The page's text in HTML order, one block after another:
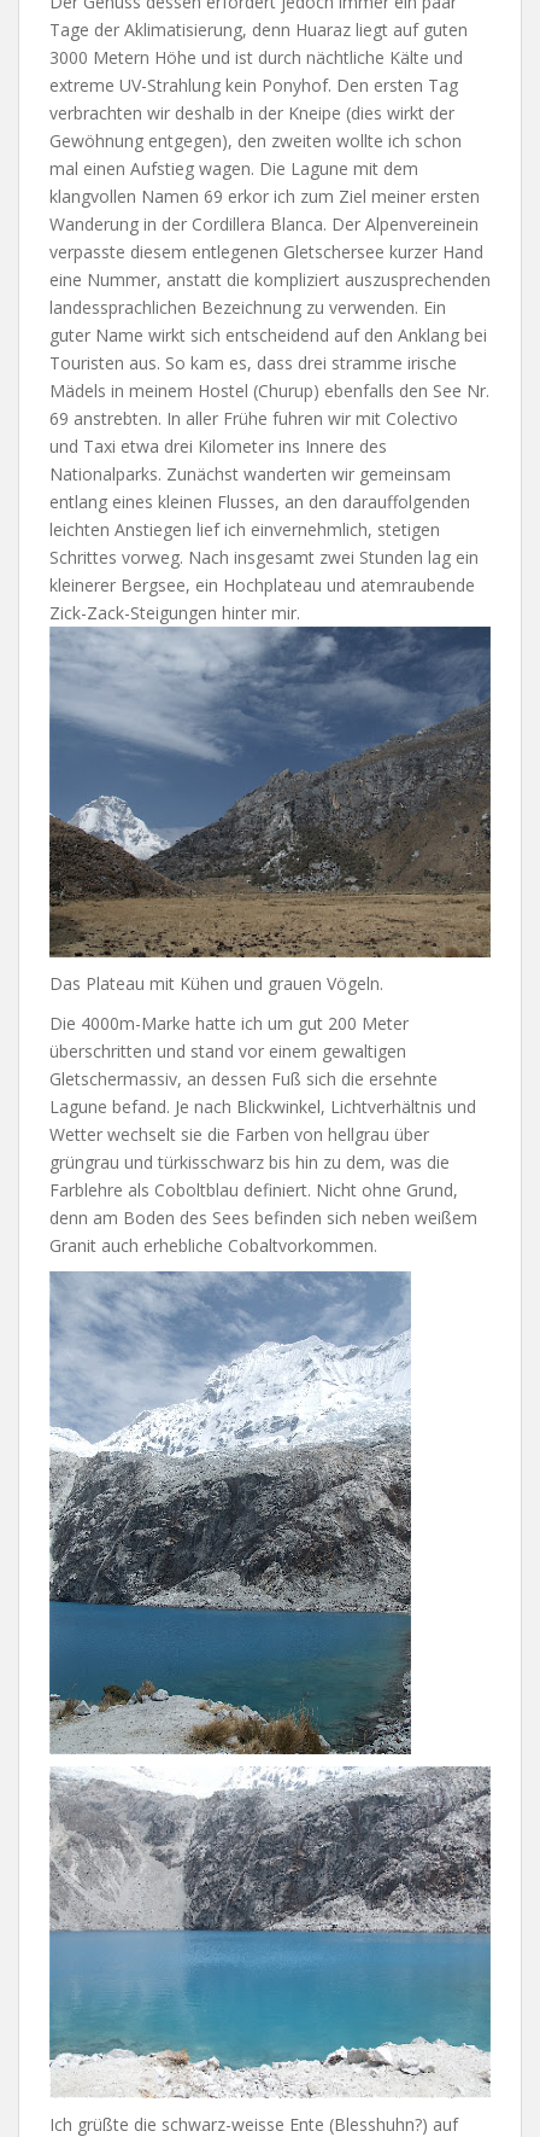
Tage der Aklimatisierung, denn Huaraz liegt auf guten
3000 Metern Höhe und ist durch nächtliche Kälte und
extreme UV-Strahlung kein Ponyhof. Den ersten Tag
verbrachten wir deshalb in der Kneipe (dies wirkt der
Gewöhnung entgegen), den zweiten wollte ich schon
mal einen Aufstieg wagen. Die Lagune mit dem
klangvollen Namen 69 erkor ich zum Ziel meiner ersten
Wanderung in der Cordillera Blanca. Der Alpenvereinein
verpasste diesem entlegenen Gletschersee kurzer Hand
eine Nummer, anstatt die kompliziert auszusprechenden
landessprachlichen Bezeichnung zu verwenden. Ein
guter Name wirkt sich entscheidend auf den Anklang bei
Touristen aus. So kam es, dass drei stramme irische
Mädels in meinem Hostel (Churup) ebenfalls den See Nr.
69 anstrebten. In aller Frühe fuhren wir mit Colectivo
und Taxi etwa drei Kilometer ins Innere des
Nationalparks. Zunächst wanderten wir gemeinsam
entlang eines kleinen Flusses, an den darauffolgenden
leichten Anstiegen lief ich einvernehmlich, stetigen
Schrittes vorweg. Nach insgesamt zwei Stunden lag ein
kleinerer Bergsee, ein Hochplateau und atemraubende
Zick-Zack-Steigungen hinter mir.
Das Plateau mit Kühen und grauen Vögeln.
Die 4000m-Marke hatte ich um gut 200 Meter
überschritten und stand vor einem gewaltigen
Gletschermassiv, an dessen Fuß sich die ersehnte
Lagune befand. Je nach Blickwinkel, Lichtverhältnis und
Wetter wechselt sie die Farben von hellgrau über
grüngrau und türkisschwarz bis hin zu dem, was die
Farblehre als Coboltblau definiert. Nicht ohne Grund,
denn am Boden des Sees befinden sich neben weißem
Granit auch erhebliche Cobaltvorkommen.
Ich grüßte die schwarz-weisse Ente (Blesshuhn?) auf